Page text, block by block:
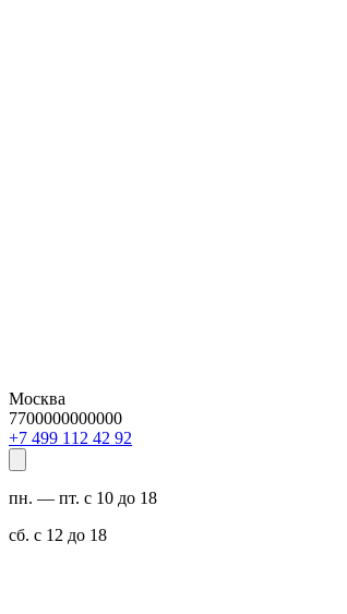
Москва
7700000000000
29 24 211 994 7+
пн. — пт. с 10 до 18
сб. с 12 до 18